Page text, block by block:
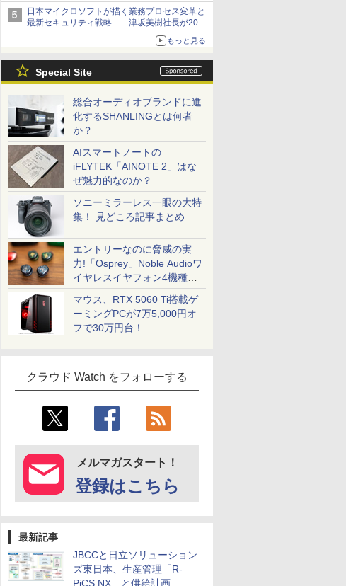
日本マイクロソフトが描く業務プロセス変革と
最新セキュリティ戦略――津坂美樹社長が2027
もっと見る
Special Site
総合オーディオブランドに進
化するSHANLINGとは何者
か？
AIスマートノートの
iFLYTEK「AINOTE 2」はな
ぜ魅力的なのか？
ソニーミラーレス一眼の大特
集！ 見どころ記事まとめ
エントリーなのに脅威の実
力!「Osprey」Noble Audioワ
イヤレスイヤフォン4機種を
一気に聴く
マウス、RTX 5060 Ti搭載ゲ
ーミングPCが7万5,000円オ
フで30万円台！
クラウド Watch をフォローする
メルマガスタート！
登録はこちら
最新記事
JBCCと日立ソリューション
ズ東日本、生産管理「R-
PiCS NX」と供給計画